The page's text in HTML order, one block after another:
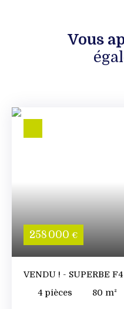
Vous
258 000 €
VENDU ! - SUPERBE
4 pièces 80 m²